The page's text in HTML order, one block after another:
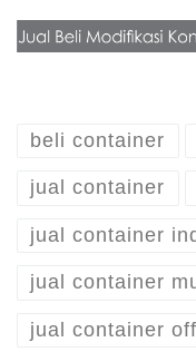
beli container
jual container
jual container
jual container
jual container